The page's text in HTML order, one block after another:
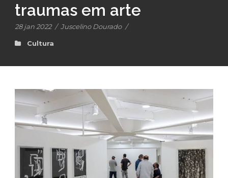
traumas em arte
28 jan 2022 / Juscelino Dourado /
Cultura